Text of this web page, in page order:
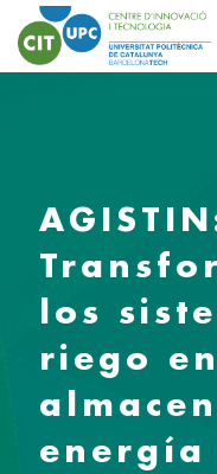
los
riego en
energía